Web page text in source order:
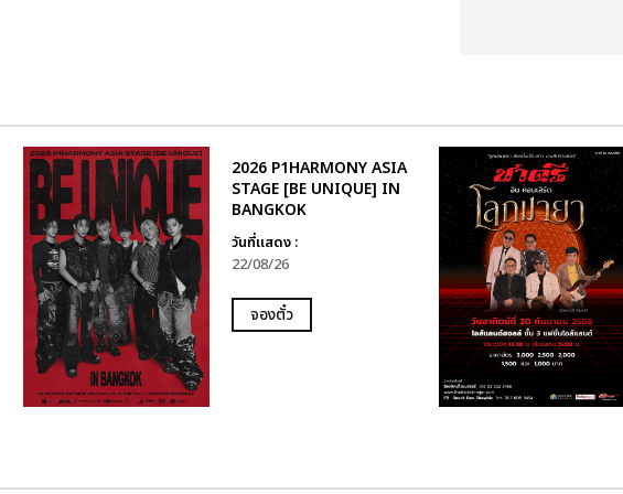
2026 P1HARMONY ASIA
STAGE [BE UNIQUE] IN
BANGKOK
วันที่แสดง :
22/08/26
จองตั๋ว